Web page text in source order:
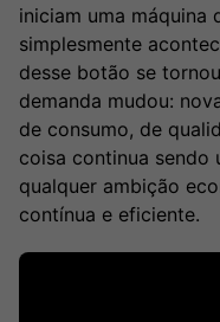
Soluções de
Tecnologia
iniciam uma máquina
simplesmente
desse botão se
demanda mudou:
de consumo, de
coisa continua sendo
qualquer ambição
contínua e eficiente.